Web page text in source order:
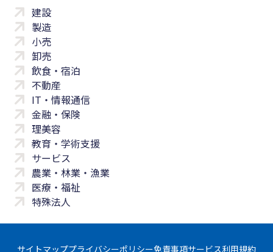
建設
製造
小売
卸売
飲食・宿泊
不動産
IT・情報通信
金融・保険
理美容
教育・学術支援
サービス
農業・林業・漁業
医療・福祉
特殊法人
サイトマッププライバシーポリシー免責事項サービス利用規約